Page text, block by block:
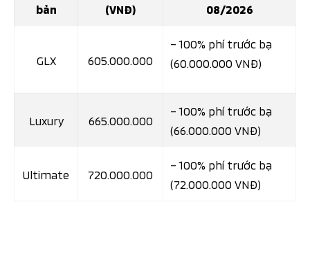
bản
(VNĐ)
08/2026
GLX 605.000.000
– 100% phí trước bạ
(60.000.000 VNĐ)
Luxury 665.000.000
– 100% phí trước bạ
(66.000.000 VNĐ)
Ultimate 720.000.000
– 100% phí trước bạ
(72.000.000 VNĐ)